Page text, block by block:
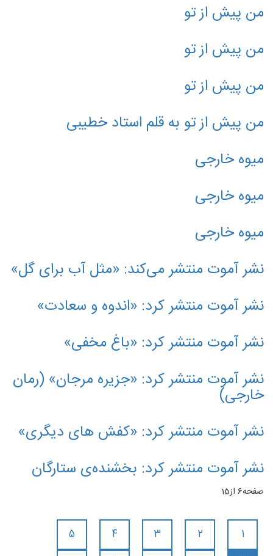
من پيش از تو
من پیش از تو
من پیش از تو
من پیش از تو به قلم استاد خطیبی
میوه خارجی
میوه خارجی
میوه خارجی
نشر آموت منتشر می‌کند: «مثل آب برای گل»
نشر آموت منتشر کرد: «اندوه و سعادت»
نشر آموت منتشر کرد: «باغ مخفی»
نشر آموت منتشر کرد: «جزیره مرجان» (رمان
خارجی)
نشر آموت منتشر کرد: «کفش های دیگری»
نشر آموت منتشر کرد: بخشنده‌ی ستارگان
صفحه6 از15
1
2
3
4
5